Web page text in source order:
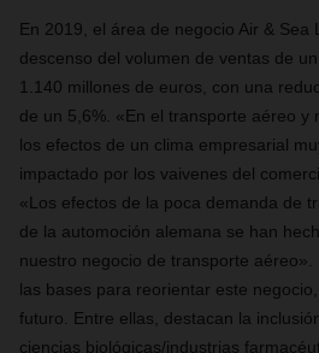
En 2019, el área de negocio Air & Sea
descenso del volumen de ventas de
1.140 millones de euros, con una
de un 5,6%. «En el transporte aéreo y
los efectos de un clima empresarial
impactado por los vaivenes del
«Los efectos de la poca demanda de
de la automoción alemana se han
nuestro negocio de transporte aéreo».
las bases para reorientar este
futuro. Entre ellas, destacan la
ciencias biológicas/industrias